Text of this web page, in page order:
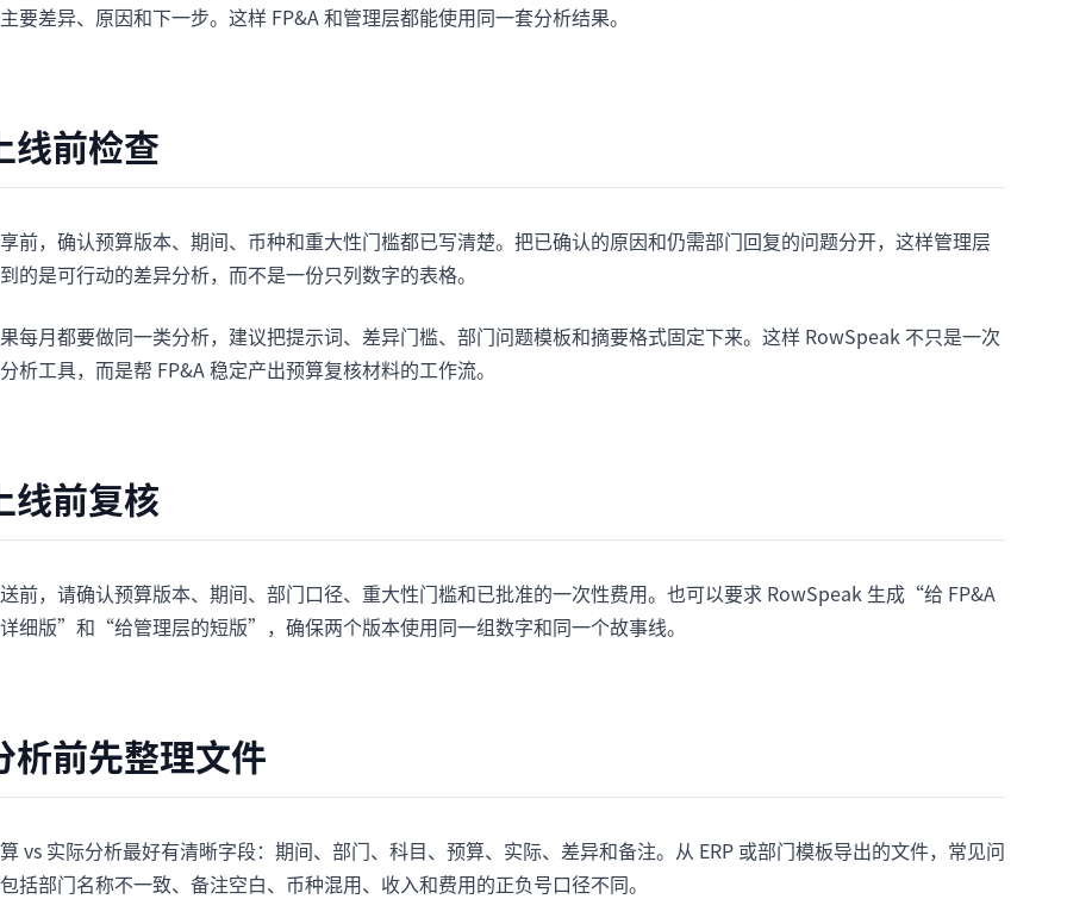
要差异、原因和下一步。这样 FP&A 和管理层都能使用同一套分析结果。
线前检查
前，确认预算版本、期间、币种和重大性门槛都已写清楚。把已确认的原因和仍需部门回复的问题分开，这样管理层
的是可行动的差异分析，而不是一份只列数字的表格。
每月都要做同一类分析，建议把提示词、差异门槛、部门问题模板和摘要格式固定下来。这样 RowSpeak 不只是一次
析工具，而是帮 FP&A 稳定产出预算复核材料的工作流。
线前复核
前，请确认预算版本、期间、部门口径、重大性门槛和已批准的一次性费用。也可以要求 RowSpeak 生成“给 FP&A
细版”和“给管理层的短版”，确保两个版本使用同一组数字和同一个故事线。
析前先整理文件
vs 实际分析最好有清晰字段：期间、部门、科目、预算、实际、差异和备注。从 ERP 或部门模板导出的文件，常见问
括部门名称不一致、备注空白、币种混用、收入和费用的正负号口径不同。